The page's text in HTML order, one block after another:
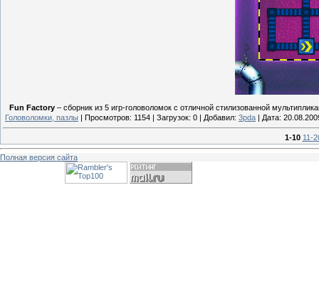
Fun Factory – сборник из 5 игр-головоломок с отличной стилизованной
Головоломки, пазлы | Просмотров: 1154 | Загрузок: 0 | Добавил: 3pda | Дата:
1-10 11-
Полная версия сайта